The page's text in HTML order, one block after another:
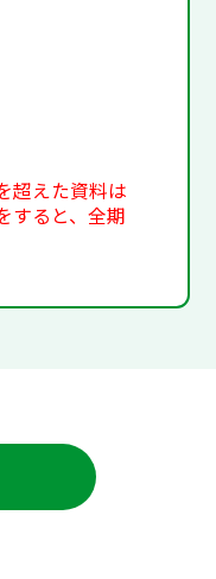
超えた資料は
すると、全期